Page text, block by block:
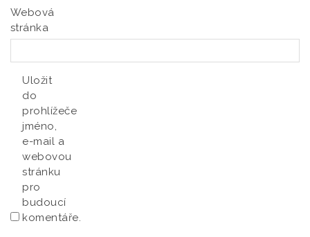
Webová
stránka
Uložit
do
prohlížeče
jméno,
e-mail a
webovou
stránku
pro
budoucí
komentáře.